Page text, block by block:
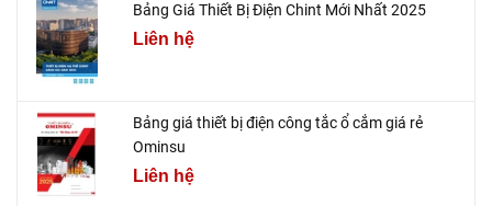
Bảng Giá Thiết Bị Điện Chint Mới Nhất 2025
Liên hệ
Bảng giá thiết bị điện công tắc ổ cắm giá rẻ
Ominsu
Liên hệ